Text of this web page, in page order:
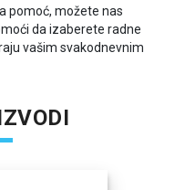
pomoć, možete nas
da izaberete radne
vašim svakodnevnim